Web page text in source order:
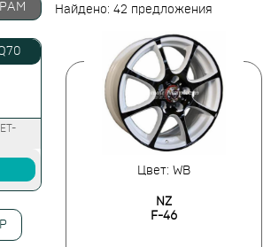
Найдено: 42 предложения
Цвет: WB
NZ
F-46